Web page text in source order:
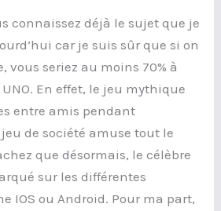
connaissez déjà le sujet que je
car je suis sûr que si on
vous seriez au moins 70% à
En effet, le jeu mythique
entre amis pendant
de société amuse tout le
que désormais, le célèbre
sur les différentes
IOS ou Android. Pour ma part,